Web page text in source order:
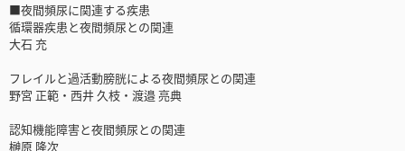
■夜間頻尿に関連する疾患
循環器疾患と夜間頻尿との関連
大石 充
フレイルと過活動膀胱による夜間頻尿との関連
野宮 正範・西井 久枝・渡邉 亮典
認知機能障害と夜間頻尿との関連
榊原 隆次